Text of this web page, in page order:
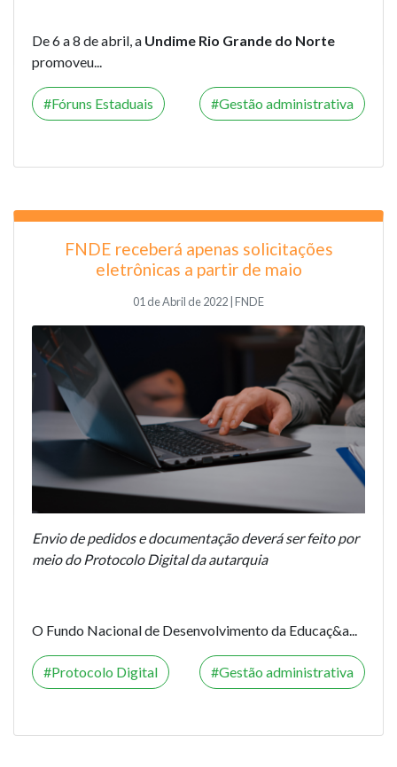
De 6 a 8 de abril, a Undime Rio Grande do Norte
promoveu...
Fóruns Estaduais Gestão administrativa
FNDE receberá apenas solicitações
eletrônicas a partir de maio
01 de Abril de 2022 | FNDE
Envio de pedidos e documentação deverá ser feito por
meio do Protocolo Digital da autarquia
O Fundo Nacional de Desenvolvimento da Educaç&a...
Protocolo Digital Gestão administrativa